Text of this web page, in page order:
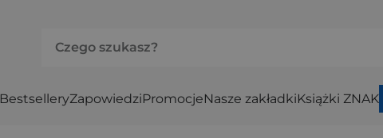
BestselleryZapowiedziPromocjeNasze zakładkiKsiążki ZNAK